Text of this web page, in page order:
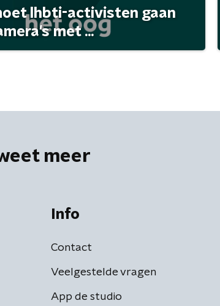
lhbti-activisten gaan
met ...
meer
Info
Contact
Veelgestelde vragen
App de studio